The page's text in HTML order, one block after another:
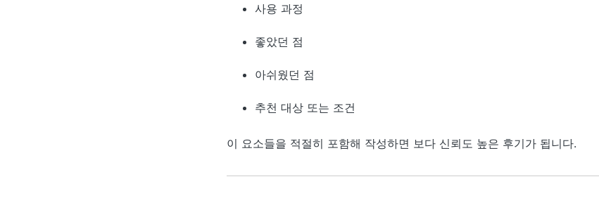
사용 과정
좋았던 점
아쉬웠던 점
추천 대상 또는 조건
이 요소들을 적절히 포함해 작성하면 보다 신뢰도 높은 후기가 됩니다.